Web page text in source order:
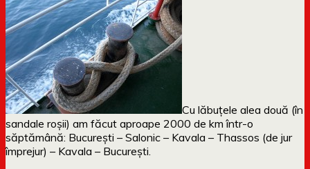
Cu lăbuțele alea două (în
sandale roșii) am făcut aproape 2000 de km într-o
săptămână: București – Salonic – Kavala – Thassos (de jur
împrejur) – Kavala – București.